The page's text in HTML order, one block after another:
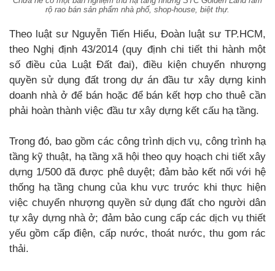
rộ rao bán sản phẩm nhà phố, shop-house, biệt thự.
Theo luật sư Nguyễn Tiến Hiểu, Đoàn luật sư TP.HCM,
theo Nghị định 43/2014 (quy định chi tiết thi hành một
số điều của Luật Đất đai), điều kiện chuyển nhượng
quyền sử dụng đất trong dự án đầu tư xây dựng kinh
doanh nhà ở để bán hoặc để bán kết hợp cho thuê cần
phải hoàn thành việc đầu tư xây dựng kết cấu hạ tầng.
Trong đó, bao gồm các công trình dịch vụ, công trình hạ
tầng kỹ thuật, hạ tầng xã hội theo quy hoạch chi tiết xây
dựng 1/500 đã được phê duyệt; đảm bảo kết nối với hệ
thống hạ tầng chung của khu vực trước khi thực hiện
việc chuyển nhượng quyền sử dụng đất cho người dân
tự xây dựng nhà ở; đảm bảo cung cấp các dịch vụ thiết
yếu gồm cấp điện, cấp nước, thoát nước, thu gom rác
thải.